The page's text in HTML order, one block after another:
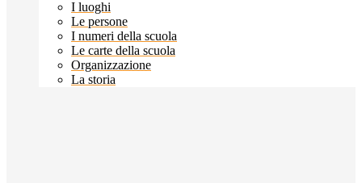
I luoghi
Le persone
I numeri della scuola
Le carte della scuola
Organizzazione
La storia